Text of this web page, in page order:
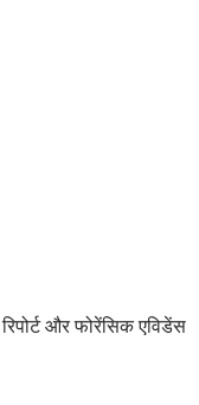
रिपोर्ट और फोरेंसिक एविडेंस